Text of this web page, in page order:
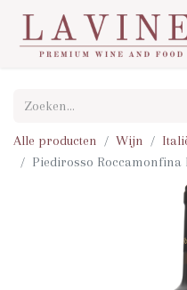
Alle producten Wijn
Piedirosso Roccamonfina